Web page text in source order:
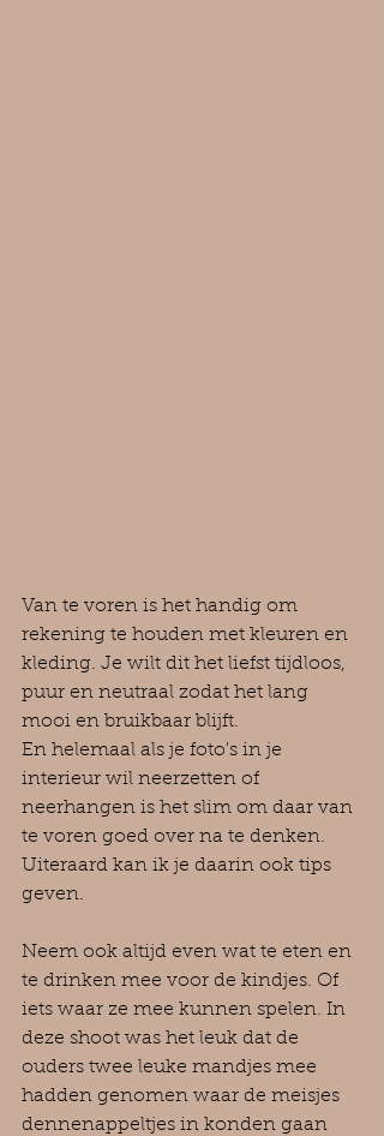
Van te voren is het handig om
rekening te houden met kleuren en
kleding. Je wilt dit het liefst tijdloos,
puur en neutraal zodat het lang
mooi en bruikbaar blijft.
En helemaal als je foto's in je
interieur wil neerzetten of
neerhangen is het slim om daar van
te voren goed over na te denken.
Uiteraard kan ik je daarin ook tips
geven.
Neem ook altijd even wat te eten en
te drinken mee voor de kindjes. Of
iets waar ze mee kunnen spelen. In
deze shoot was het leuk dat de
ouders twee leuke mandjes mee
hadden genomen waar de meisjes
dennenappeltjes in konden gaan